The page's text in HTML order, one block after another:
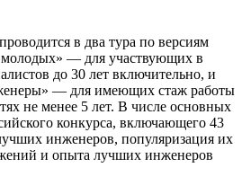
в два тура по версиям
— для участвующих в
до 30 лет включительно, и
— для имеющих стаж работы
не менее 5 лет. В числе основных
конкурса, включающего 43
инженеров, популяризация их
и опыта лучших инженеров